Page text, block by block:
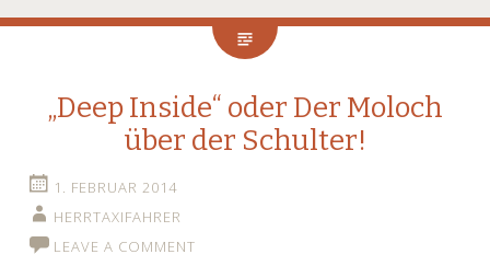
„Deep Inside“ oder Der Moloch
über der Schulter!
1. FEBRUAR 2014
HERRTAXIFAHRER
LEAVE A COMMENT